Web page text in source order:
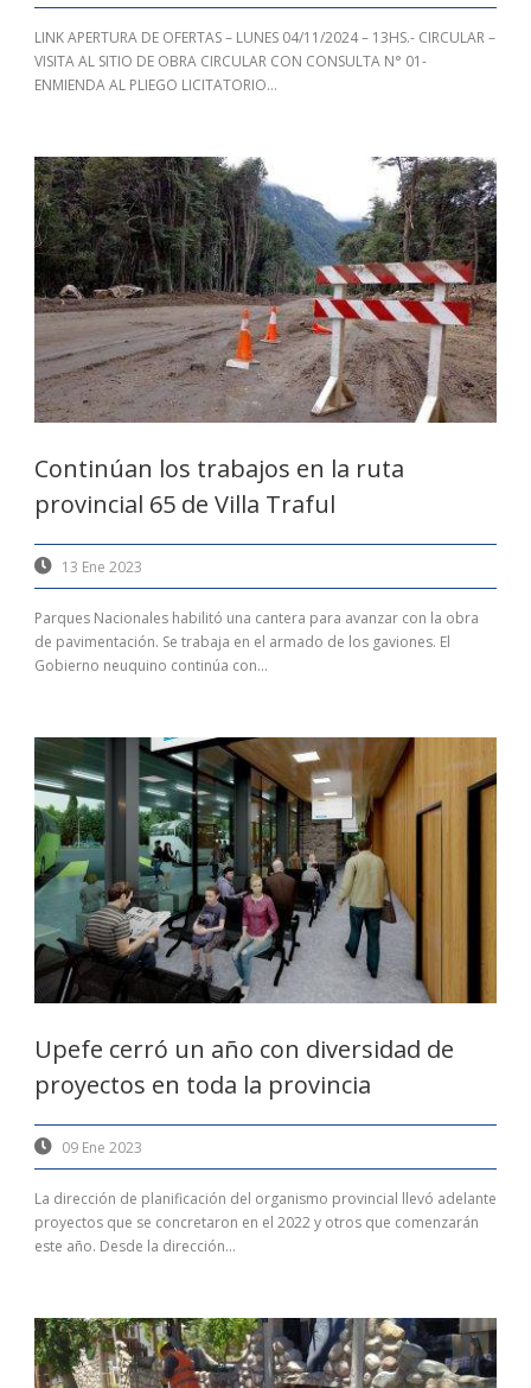
LINK APERTURA DE OFERTAS – LUNES 04/11/2024 – 13HS.- CIRCULAR –
VISITA AL SITIO DE OBRA CIRCULAR CON CONSULTA N° 01-
ENMIENDA AL PLIEGO LICITATORIO...
Continúan los trabajos en la ruta
provincial 65 de Villa Traful
13 Ene 2023
Parques Nacionales habilitó una cantera para avanzar con la obra
de pavimentación. Se trabaja en el armado de los gaviones. El
Gobierno neuquino continúa con...
Upefe cerró un año con diversidad de
proyectos en toda la provincia
09 Ene 2023
La dirección de planificación del organismo provincial llevó adelante
proyectos que se concretaron en el 2022 y otros que comenzarán
este año. Desde la dirección...